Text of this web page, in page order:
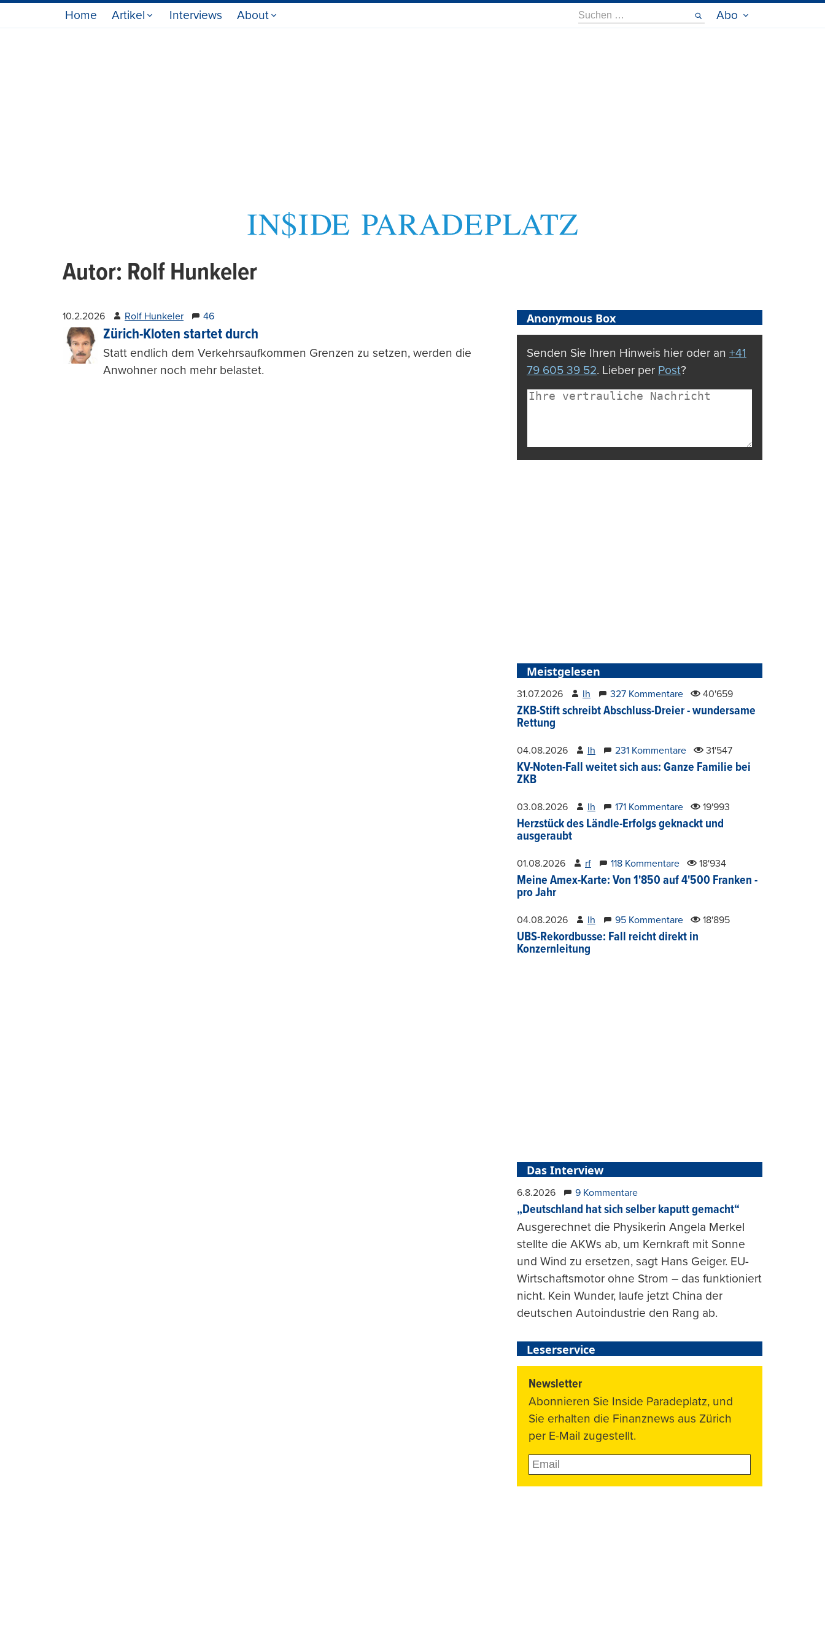
Home Artikel Interviews About
Suche
nach:
Abo
Autor: Rolf Hunkeler
10.2.2026 Rolf Hunkeler 46
Zürich-Kloten startet durch
Statt endlich dem Verkehrsaufkommen Grenzen zu setzen, werden die
Anwohner noch mehr belastet.
Anonymous Box
Senden Sie Ihren Hinweis hier oder an +41
79 605 39 52. Lieber per Post?
Meistgelesen
31.07.2026 lh 327 Kommentare 40'659
ZKB-Stift schreibt Abschluss-Dreier - wundersame
Rettung
04.08.2026 lh 231 Kommentare 31'547
KV-Noten-Fall weitet sich aus: Ganze Familie bei
ZKB
03.08.2026 lh 171 Kommentare 19'993
Herzstück des Ländle-Erfolgs geknackt und
ausgeraubt
01.08.2026 rf 118 Kommentare 18'934
Meine Amex-Karte: Von 1'850 auf 4'500 Franken -
pro Jahr
04.08.2026 lh 95 Kommentare 18'895
UBS-Rekordbusse: Fall reicht direkt in
Konzernleitung
Das Interview
6.8.2026 9 Kommentare
„Deutschland hat sich selber kaputt gemacht“
Ausgerechnet die Physikerin Angela Merkel
stellte die AKWs ab, um Kernkraft mit Sonne
und Wind zu ersetzen, sagt Hans Geiger. EU-
Wirtschaftsmotor ohne Strom – das funktioniert
nicht. Kein Wunder, laufe jetzt China der
deutschen Autoindustrie den Rang ab.
Leserservice
Newsletter
Abonnieren Sie Inside Paradeplatz, und
Sie erhalten die Finanznews aus Zürich
per E-Mail zugestellt.